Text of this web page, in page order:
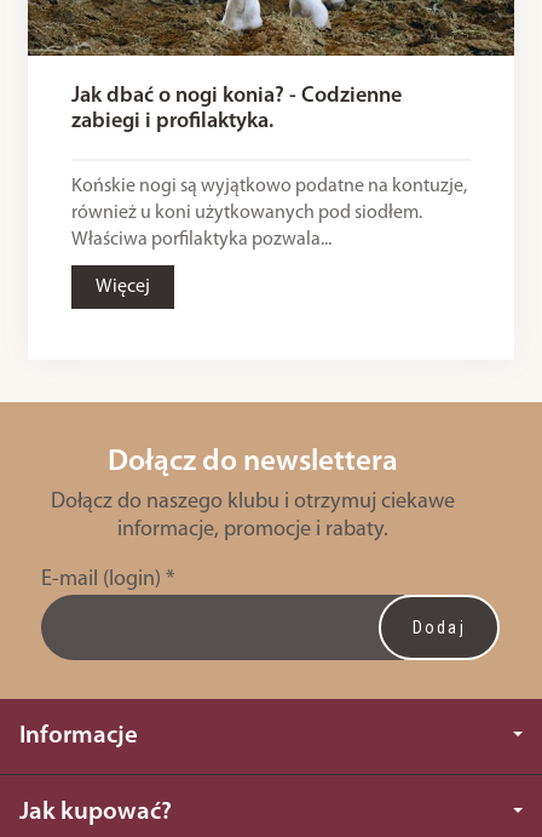
Jak dbać o nogi konia? - Codzienne
zabiegi i profilaktyka.
Końskie nogi są wyjątkowo podatne na kontuzje,
również u koni użytkowanych pod siodłem.
Właściwa porfilaktyka pozwala...
Więcej
Dołącz do newslettera
Dołącz do naszego klubu i otrzymuj ciekawe
informacje, promocje i rabaty.
E-mail (login) *
Informacje
Jak kupować?